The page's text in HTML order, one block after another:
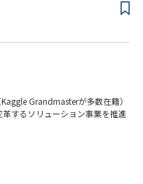
ルやご経験に合わせて、配属を
を代表するトップメーカーや金
告など多岐に渡るため特定業界
すすめです。
トで行いますが
Grandmasterが多数在籍）
するソリューション事業を推進
に、単なるAIシステムの開発・
の解決にコミットすることがミ